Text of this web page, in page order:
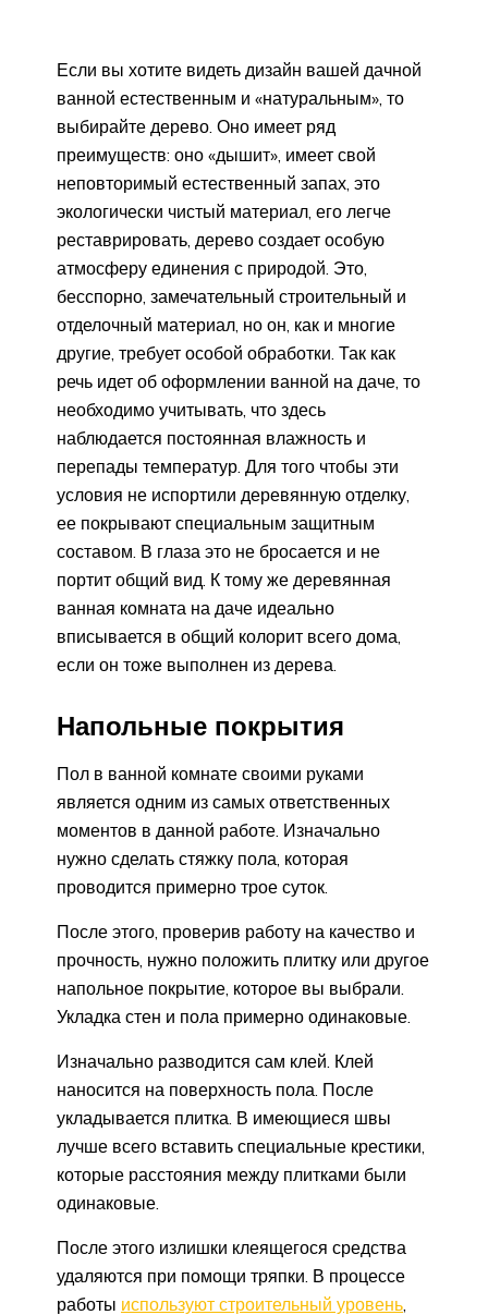
Если вы хотите видеть дизайн вашей дачной
ванной естественным и «натуральным», то
выбирайте дерево. Оно имеет ряд
преимуществ: оно «дышит», имеет свой
неповторимый естественный запах, это
экологически чистый материал, его легче
реставрировать, дерево создает особую
атмосферу единения с природой. Это,
бесспорно, замечательный строительный и
отделочный материал, но он, как и многие
другие, требует особой обработки. Так как
речь идет об оформлении ванной на даче, то
необходимо учитывать, что здесь
наблюдается постоянная влажность и
перепады температур. Для того чтобы эти
условия не испортили деревянную отделку,
ее покрывают специальным защитным
составом. В глаза это не бросается и не
портит общий вид. К тому же деревянная
ванная комната на даче идеально
вписывается в общий колорит всего дома,
если он тоже выполнен из дерева.
Напольные покрытия
Пол в ванной комнате своими руками
является одним из самых ответственных
моментов в данной работе. Изначально
нужно сделать стяжку пола, которая
проводится примерно трое суток.
После этого, проверив работу на качество и
прочность, нужно положить плитку или другое
напольное покрытие, которое вы выбрали.
Укладка стен и пола примерно одинаковые.
Изначально разводится сам клей. Клей
наносится на поверхность пола. После
укладывается плитка. В имеющиеся швы
лучше всего вставить специальные крестики,
которые расстояния между плитками были
одинаковые.
После этого излишки клеящегося средства
удаляются при помощи тряпки. В процессе
работы используют строительный уровень